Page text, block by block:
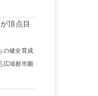
頂点目
の健全育成
広域都市圏